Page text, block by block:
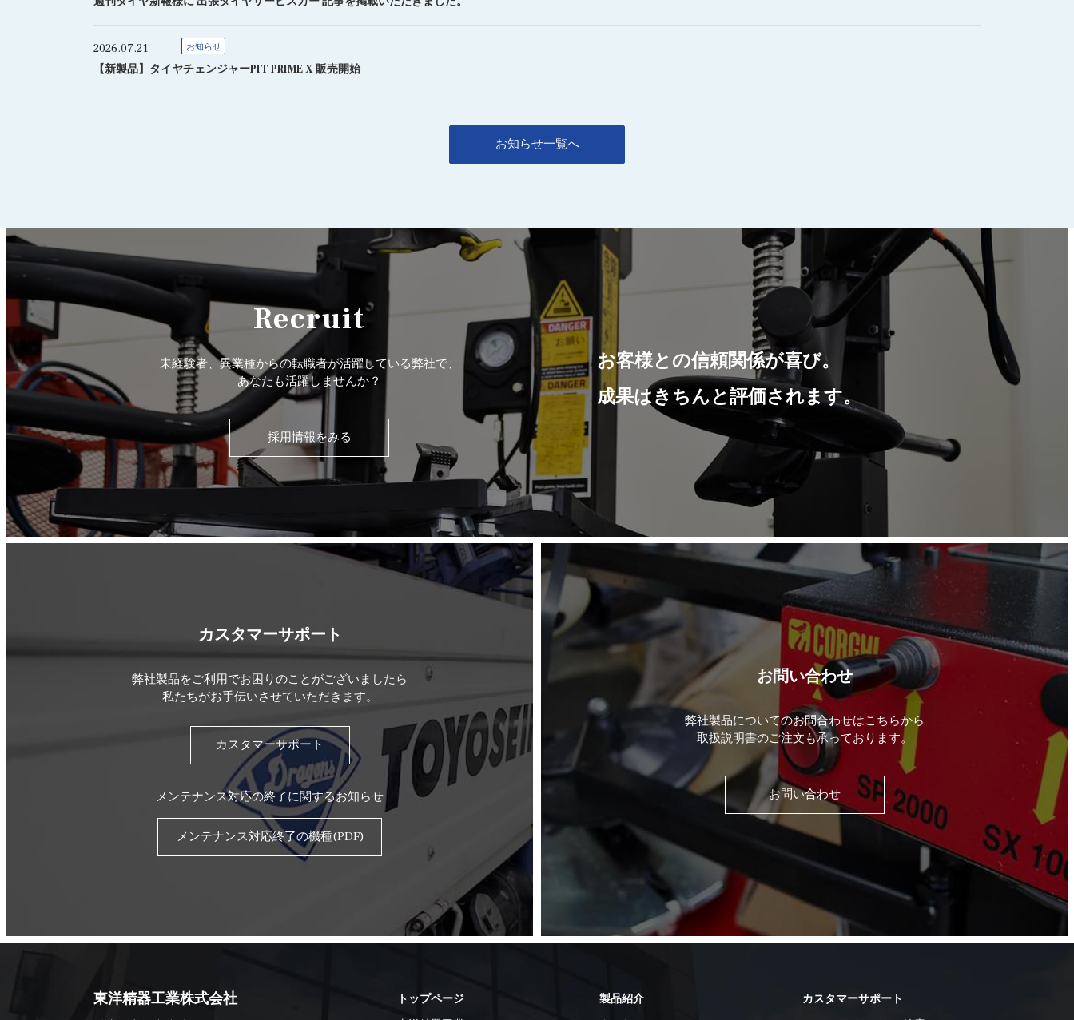
2026.07.21 お知らせ
【新製品】タイヤチェンジャーPIT PRIME X 販売開始
お知らせ一覧へ
お客様との信頼関係が喜び。
成果はきちんと評価されます。
Recruit
未経験者、異業種からの転職者が活躍している弊社で、
あなたも活躍しませんか？
採用情報をみる
カスタマーサポート
弊社製品をご利用でお困りのことがございましたら
私たちがお手伝いさせていただきます。
カスタマーサポート
メンテナンス対応の終了に関するお知らせ
メンテナンス対応終了の機種(PDF)
お問い合わせ
弊社製品についてのお問合わせはこちらから
取扱説明書のご注文も承っております。
お問い合わせ
東洋精器工業株式会社
トップページ
製品紹介
カスタマーサポート